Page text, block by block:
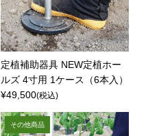
定植補助器具 NEW定植ホー
ルズ 4寸用 1ケース（6本入）
¥49,500(税込)
その他商品